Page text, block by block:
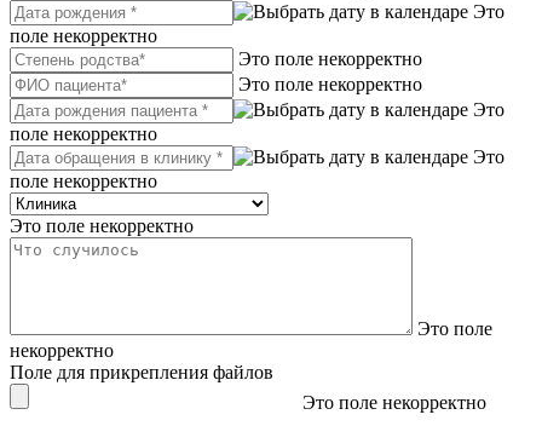
Это
поле некорректно
Это поле некорректно
Это поле некорректно
Это
поле некорректно
Это
поле некорректно
Это поле некорректно
Это поле
некорректно
Поле для прикрепления файлов
Это поле некорректно